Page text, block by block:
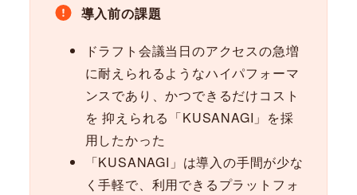
導入前の課題
ドラフト会議当日のアクセスの急増
に耐えられるようなハイパフォーマ
ンスであり、かつできるだけコスト
を 抑えられる「KUSANAGI」を採
用したかった
「KUSANAGI」は導入の手間が少な
く手軽で、利用できるプラットフォ